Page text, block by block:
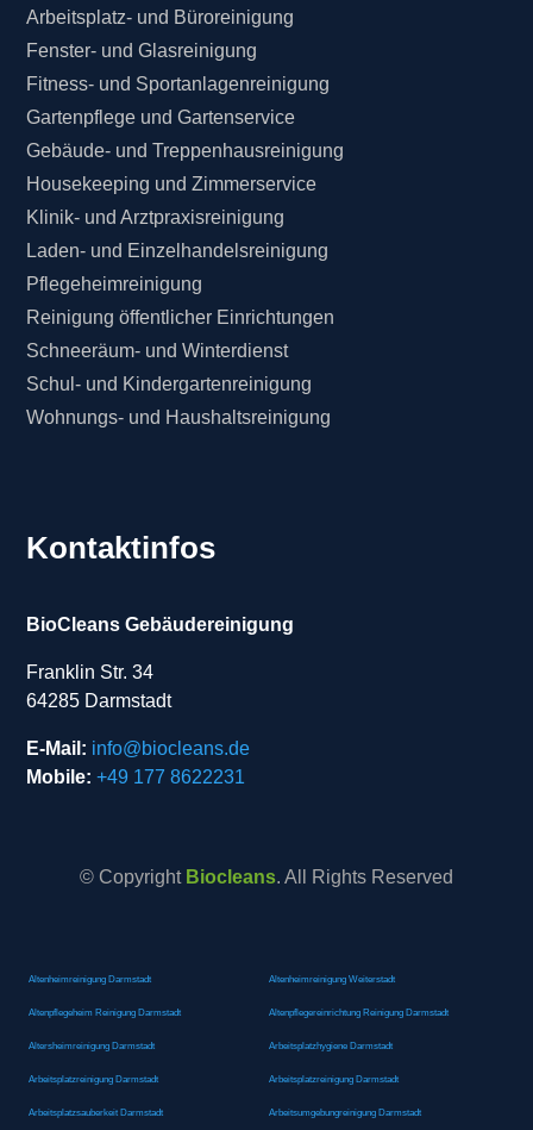
Arbeitsplatz- und Büroreinigung
Fenster- und Glasreinigung
Fitness- und Sportanlagenreinigung
Gartenpflege und Gartenservice
Gebäude- und Treppenhausreinigung
Housekeeping und Zimmerservice
Klinik- und Arztpraxisreinigung
Laden- und Einzelhandelsreinigung
Pflegeheimreinigung
Reinigung öffentlicher Einrichtungen
Schneeräum- und Winterdienst
Schul- und Kindergartenreinigung
Wohnungs- und Haushaltsreinigung
Kontaktinfos
BioCleans Gebäudereinigung
Franklin Str. 34
64285 Darmstadt
E-Mail: info@biocleans.de
Mobile: +49 177 8622231
© Copyright Biocleans. All Rights Reserved
Altenheimreinigung Darmstadt Altenheimreinigung Weiterstadt
Altenpflegeheim Reinigung Darmstadt Altenpflegereinrichtung Reinigung Darmstadt
Altersheimreinigung Darmstadt Arbeitsplatzhygiene Darmstadt
Arbeitsplatzreinigung Darmstadt Arbeitsplatzreinigung Darmstadt
Arbeitsplatzsauberkeit Darmstadt Arbeitsumgebungreinigung Darmstadt